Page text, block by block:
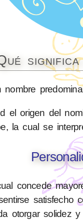
nombre
el origen del
la cual se
concede
otorgar solidez